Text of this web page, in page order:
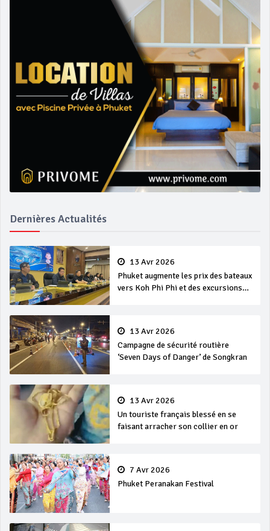
Dernières Actualités
13 Avr 2026
Phuket augmente les prix des bateaux
vers Koh Phi Phi et des excursions
13 Avr 2026
Campagne de sécurité routière
‘Seven Days of Danger’ de Songkran
13 Avr 2026
Un touriste français blessé en se
faisant arracher son collier en or
7 Avr 2026
Phuket Peranakan Festival